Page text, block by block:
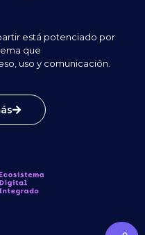
está potenciado por
que
uso y comunicación.